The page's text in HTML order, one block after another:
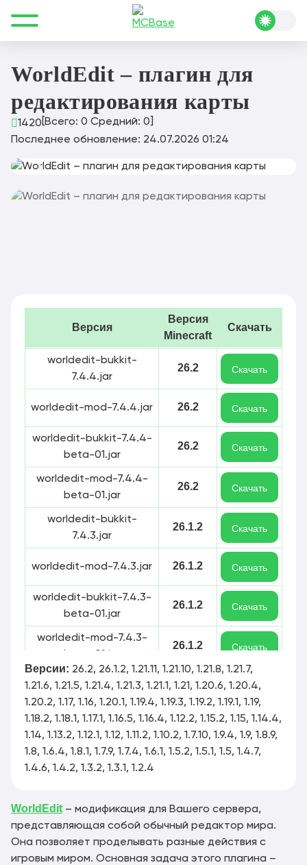
Все для Minecraft Плагины
Инструменты
WorldEdit – плагин для
редактирования карты
1420 [Всего: 0 Средний: 0
Последнее обновление: 24.07.2026 01:24
Версия
Версия
Minecraft
Скачать
worldedit-bukkit-
7.4.4.jar
26.2 Скачать
worldedit-mod-7.4.4.jar 26.2 Скачать
worldedit-bukkit-7.4.4-
beta-01.jar
26.2 Скачать
worldedit-mod-7.4.4-
beta-01.jar
26.2 Скачать
worldedit-bukkit-
7.4.3.jar
26.1.2 Скачать
worldedit-mod-7.4.3.jar 26.1.2 Скачать
worldedit-bukkit-7.4.3-
beta-01.jar
26.1.2 Скачать
worldedit-mod-7.4.3-
26.1.2 Скачать
1.21.11 Скачать
worldedit-mod-7.4.2.jar 1.21.11 Скачать
worldedit-bukkit-7.4.1.jar
worldedit-bukkit-
7.4.0.jar
1.21.11 Скачать
Версии: 26.2, 26.1.2, 1.21.11, 1.21.10, 1.21.8, 1.21.7,
1.21.6, 1.21.5, 1.21.4, 1.21.3, 1.21.1, 1.21, 1.20.6, 1.20.4,
1.20.2, 1.17, 1.16, 1.20.1, 1.19.4, 1.19.3, 1.19.2, 1.19.1, 1.19,
1.18.2, 1.18.1, 1.17.1, 1.16.5, 1.16.4, 1.12.2, 1.15.2, 1.15, 1.14.4,
1.14, 1.13.2, 1.12.1, 1.12, 1.11.2, 1.10.2, 1.7.10, 1.9.4, 1.9, 1.8.9,
1.8, 1.6.4, 1.8.1, 1.7.9, 1.7.4, 1.6.1, 1.5.2, 1.5.1, 1.5, 1.4.7,
1.4.6, 1.4.2, 1.3.2, 1.3.1, 1.2.4
WorldEdit – модификация для Вашего сервера,
представляющая собой обычный редактор мира.
Она позволяет проделывать разные действия с
игровым миром. Основная задача этого плагина –